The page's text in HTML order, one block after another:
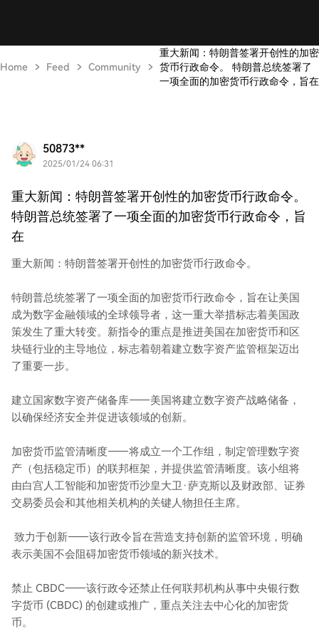
Home Feed Community
重大新闻：特朗普签署开创性的加密
货币行政命令。 特朗普总统签署了
一项全面的加密货币行政命令，旨在
50873**
2025/01/24 06:31
重大新闻：特朗普签署开创性的加密货币行政命令。
特朗普总统签署了一项全面的加密货币行政命令，旨
在
重大新闻：特朗普签署开创性的加密货币行政命令。
特朗普总统签署了一项全面的加密货币行政命令，旨在让美国
成为数字金融领域的全球领导者，这一重大举措标志着美国政
策发生了重大转变。新指令的重点是推进美国在加密货币和区
块链行业的主导地位，标志着朝着建立数字资产监管框架迈出
了重要一步。
建立国家数字资产储备库——美国将建立数字资产战略储备，
以确保经济安全并促进该领域的创新。
加密货币监管清晰度——将成立一个工作组，制定管理数字资
产（包括稳定币）的联邦框架，并提供监管清晰度。该小组将
由白宫人工智能和加密货币沙皇大卫·萨克斯以及财政部、证券
交易委员会和其他相关机构的关键人物担任主席。
致力于创新——该行政令旨在营造支持创新的监管环境，明确
表示美国不会阻碍加密货币领域的新兴技术。
禁止 CBDC——该行政令还禁止任何联邦机构从事中央银行数
字货币 (CBDC) 的创建或推广，重点关注去中心化的加密货
币。